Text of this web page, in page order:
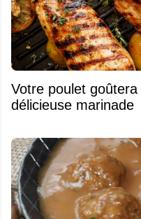
Votre poulet
délicieuse marinade